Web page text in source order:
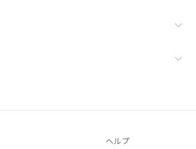
ヘルプ